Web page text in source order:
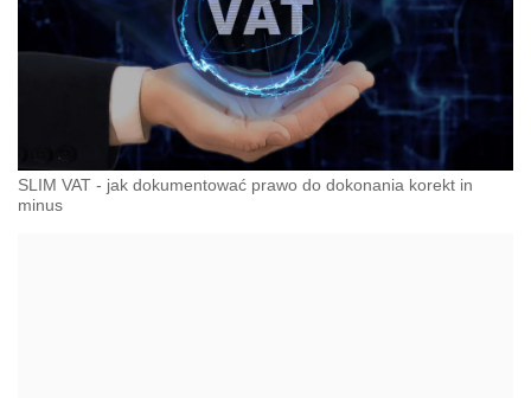
SLIM VAT - jak dokumentować prawo do dokonania korekt in
minus